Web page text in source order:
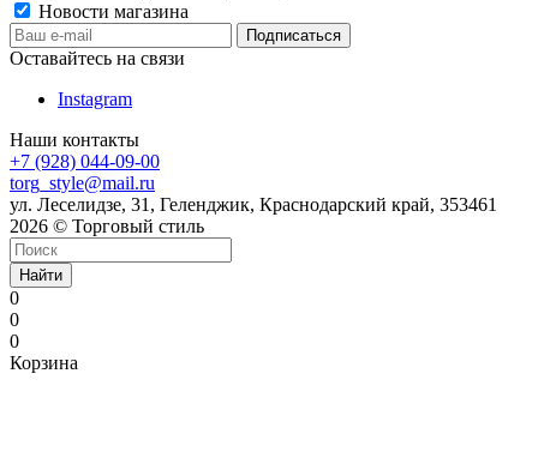
Новости магазина
Оставайтесь на связи
Instagram
Наши контакты
+7 (928) 044-09-00
torg_style@mail.ru
ул. Леселидзе, 31, Геленджик, Краснодарский край, 353461
2026 © Торговый стиль
Найти
0
0
0
Корзина